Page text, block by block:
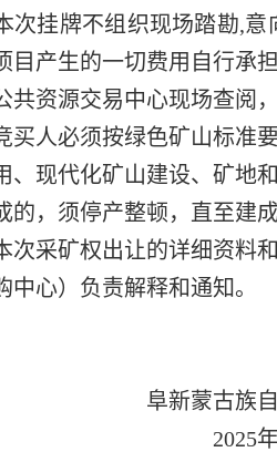
次挂牌不组织现场踏勘,
目产生的一切费用自行承
共资源交易中心现场查阅
买人必须按绿色矿山标准
、现代化矿山建设、矿地
的，须停产整顿，直至建
次采矿权出让的详细资料
中心）负责解释和通知。
阜新蒙古族
2025